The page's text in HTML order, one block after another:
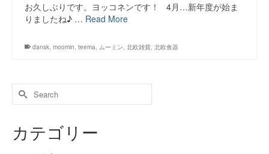
お久しぶりです。ヨッコネンです！ 4月…新年度が始ま
りましたね♪ … Read More
dansk, moomin, teema, ムーミン, 北欧雑貨, 北欧食器
カテゴリー